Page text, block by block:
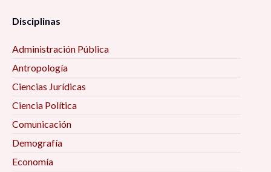
Disciplinas
Administración Pública
Antropología
Ciencias Jurídicas
Ciencia Política
Comunicación
Demografía
Economía